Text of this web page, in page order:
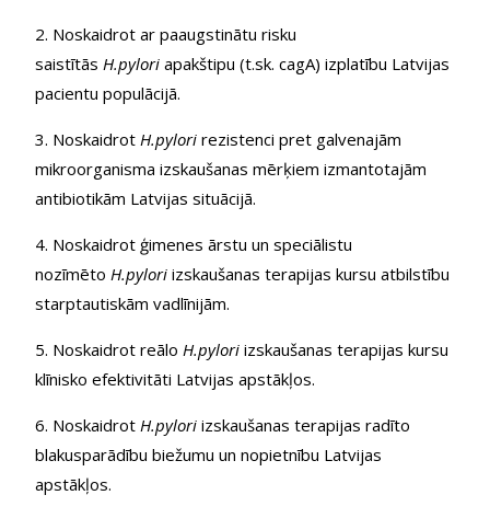
2. Noskaidrot ar paaugstinātu risku
saistītās H.pylori apakštipu (t.sk. cagA) izplatību Latvijas
pacientu populācijā.
3. Noskaidrot H.pylori rezistenci pret galvenajām
mikroorganisma izskaušanas mērķiem izmantotajām
antibiotikām Latvijas situācijā.
4. Noskaidrot ģimenes ārstu un speciālistu
nozīmēto H.pylori izskaušanas terapijas kursu atbilstību
starptautiskām vadlīnijām.
5. Noskaidrot reālo H.pylori izskaušanas terapijas kursu
klīnisko efektivitāti Latvijas apstākļos.
6. Noskaidrot H.pylori izskaušanas terapijas radīto
blakusparādību biežumu un nopietnību Latvijas
apstākļos.